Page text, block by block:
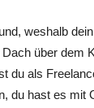
weshalb
über dem
du als
du hast es mit